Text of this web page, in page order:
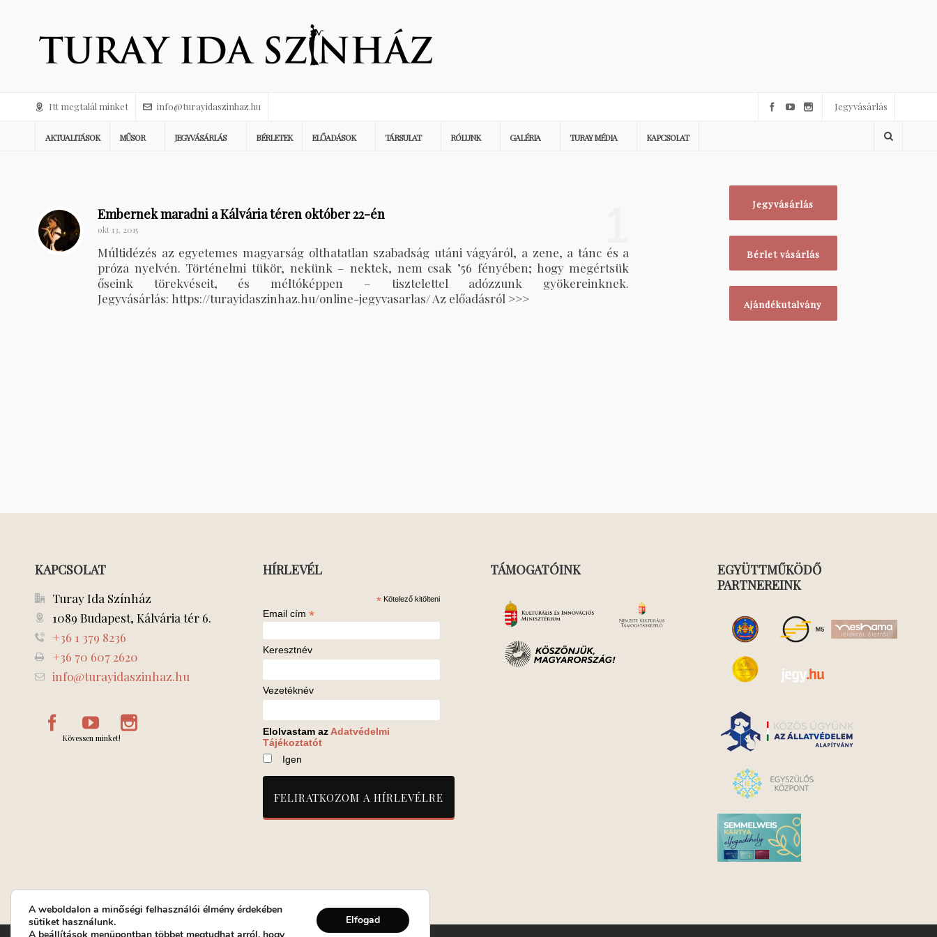
Itt megtalál minket info@turayidaszinhaz.hu Jegyvásárlás
AKTUALITÁSOK MŰSOR JEGYVÁSÁRLÁS BÉRLETEK ELŐADÁSOK TÁRSULAT RÓLUNK GALÉRIA TURAY MÉDIA KAPCSOLAT
Embernek maradni a Kálvária téren október 22-én
okt 13, 2015
Múltidézés az egyetemes magyarság olthatatlan szabadság utáni vágyáról, a zene, a tánc és a
próza nyelvén. Történelmi tükör, nekünk – nektek, nem csak ’56 fényében; hogy megértsük
őseink törekvéseit, és méltóképpen – tisztelettel adózzunk gyökereinknek.
Jegyvásárlás: https://turayidaszinhaz.hu/online-jegyvasarlas/ Az előadásról >>>
Jegyvásárlás
Bérlet vásárlás
Ajándékutalvány
KAPCSOLAT
Turay Ida Színház
1089 Budapest, Kálvária tér 6.
+36 1 379 8236
+36 70 607 2620
info@turayidaszinhaz.hu
Kövessen minket!
HÍRLEVÉL
* Kötelező kitölteni
Email cím *
Keresztnév
Vezetéknév
Elolvastam az Adatvédelmi
Tájékoztatót
Igen
TÁMOGATÓINK
EGYÜTTMŰKÖDŐ
PARTNEREINK
A weboldalon a minőségi felhasználói élmény érdekében
sütiket használunk.
Elfogad